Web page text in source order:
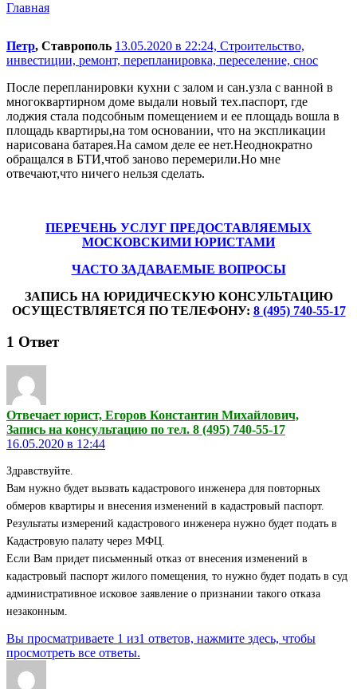
Главная
Петр, Ставрополь 13.05.2020 в 22:24, Строительство,
инвестиции, ремонт, перепланировка, переселение, снос
После перепланировки кухни с залом и сан.узла с ванной в
многоквартирном доме выдали новый тех.паспорт, где
лоджия стала подсобным помещением и ее площадь вошла в
площадь квартиры,на том основании, что на экспликации
нарисована батарея.На самом деле ее нет.Неоднократно
обращался в БТИ,чтоб заново перемерили.Но мне
отвечают,что ничего нельзя сделать.
ПЕРЕЧЕНЬ УСЛУГ ПРЕДОСТАВЛЯЕМЫХ
МОСКОВСКИМИ ЮРИСТАМИ
ЧАСТО ЗАДАВАЕМЫЕ ВОПРОСЫ
ЗАПИСЬ НА ЮРИДИЧЕСКУЮ КОНСУЛЬТАЦИЮ
ОСУЩЕСТВЛЯЕТСЯ ПО ТЕЛЕФОНУ: 8 (495) 740-55-17
1 Ответ
Отвечает юрист, Егоров Константин Михайлович,
Запись на консультацию по тел. 8 (495) 740-55-17
16.05.2020 в 12:44
Здравствуйте.
Вам нужно будет вызвать кадастрового инженера для повторных
обмеров квартиры и внесения изменений в кадастровый паспорт.
Результаты измерений кадастрового инженера нужно будет подать в
Кадастровую палату через МФЦ.
Если Вам придет письменный отказ от внесения изменений в
кадастровый паспорт жилого помещения, то нужно будет подать в суд
административное исковое заявление о признании такого отказа
незаконным.
Вы просматриваете 1 из1 ответов, нажмите здесь, чтобы
просмотреть все ответы.